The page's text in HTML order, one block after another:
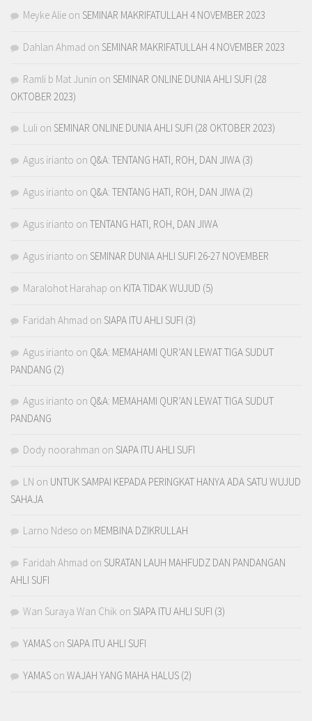
Meyke Alie on SEMINAR MAKRIFATULLAH 4 NOVEMBER 2023
Dahlan Ahmad on SEMINAR MAKRIFATULLAH 4 NOVEMBER 2023
Ramli b Mat Junin on SEMINAR ONLINE DUNIA AHLI SUFI (28
OKTOBER 2023)
Luli on SEMINAR ONLINE DUNIA AHLI SUFI (28 OKTOBER 2023)
Agus irianto on Q&A: TENTANG HATI, ROH, DAN JIWA (3)
Agus irianto on Q&A: TENTANG HATI, ROH, DAN JIWA (2)
Agus irianto on TENTANG HATI, ROH, DAN JIWA
Agus irianto on SEMINAR DUNIA AHLI SUFI 26-27 NOVEMBER
Maralohot Harahap on KITA TIDAK WUJUD (5)
Faridah Ahmad on SIAPA ITU AHLI SUFI (3)
Agus irianto on Q&A: MEMAHAMI QUR’AN LEWAT TIGA SUDUT
PANDANG (2)
Agus irianto on Q&A: MEMAHAMI QUR’AN LEWAT TIGA SUDUT
PANDANG
Dody noorahman on SIAPA ITU AHLI SUFI
LN on UNTUK SAMPAI KEPADA PERINGKAT HANYA ADA SATU WUJUD
SAHAJA
Larno Ndeso on MEMBINA DZIKRULLAH
Faridah Ahmad on SURATAN LAUH MAHFUDZ DAN PANDANGAN
AHLI SUFI
Wan Suraya Wan Chik on SIAPA ITU AHLI SUFI (3)
YAMAS on SIAPA ITU AHLI SUFI
YAMAS on WAJAH YANG MAHA HALUS (2)